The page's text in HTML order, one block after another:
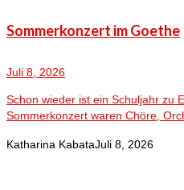
Sommerkonzert im Goethe
Juli 8, 2026
Schon wieder ist ein Schuljahr zu
Sommerkonzert waren Chöre,
Katharina KabataJuli 8, 2026